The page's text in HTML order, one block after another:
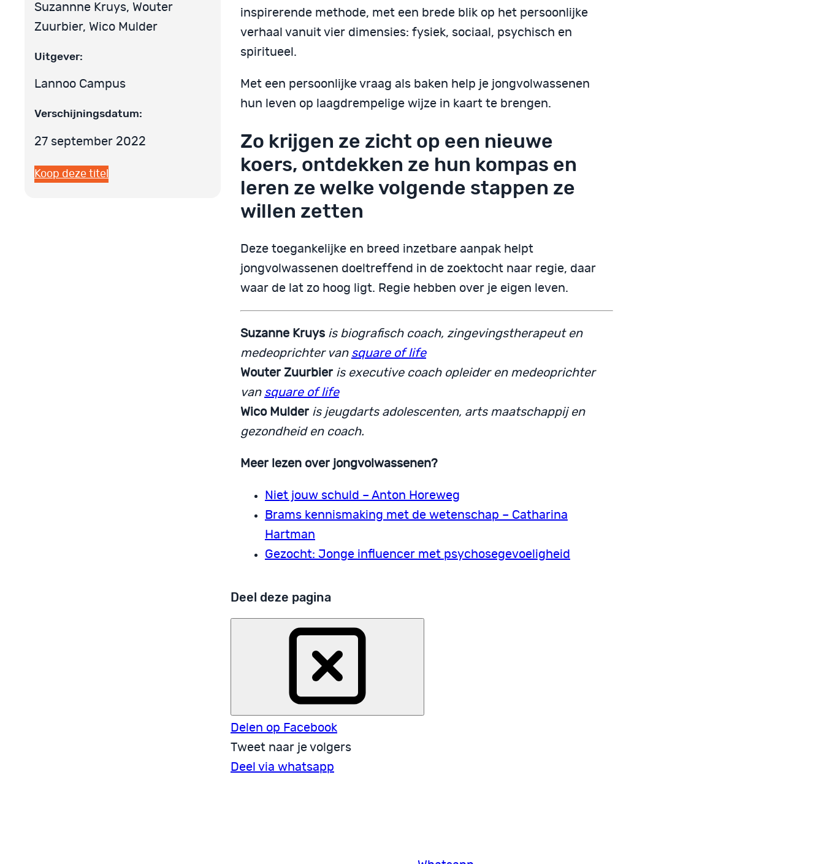
Suzannne Kruys, Wouter
Zuurbier, Wico Mulder
Uitgever:
Lannoo Campus
Verschijningsdatum:
27 september 2022
Koop deze titel
inspirerende methode, met een brede blik op het persoonlijke
verhaal vanuit vier dimensies: fysiek, sociaal, psychisch en
spiritueel.
Met een persoonlijke vraag als baken help je jongvolwassenen
hun leven op laagdrempelige wijze in kaart te brengen.
Zo krijgen ze zicht op een nieuwe
koers, ontdekken ze hun kompas en
leren ze welke volgende stappen ze
willen zetten
Deze toegankelijke en breed inzetbare aanpak helpt
jongvolwassenen doeltreffend in de zoektocht naar regie, daar
waar de lat zo hoog ligt. Regie hebben over je eigen leven.
Suzanne Kruys is biografisch coach, zingevingstherapeut en
medeoprichter van square of life
Wouter Zuurbier is executive coach opleider en medeoprichter
van square of life
Wico Mulder is jeugdarts adolescenten, arts maatschappij en
gezondheid en coach.
Meer lezen over jongvolwassenen?
Niet jouw schuld – Anton Horeweg
Brams kennismaking met de wetenschap – Catharina
Hartman
Gezocht: Jonge influencer met psychosegevoeligheid
Deel deze pagina
Delen op Facebook
Tweet naar je volgers
Deel via whatsapp